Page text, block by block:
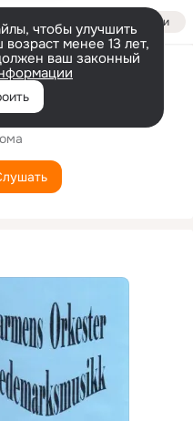
Войти
чтобы улучшить
менее 13 лет,
ваш законный
Orkester